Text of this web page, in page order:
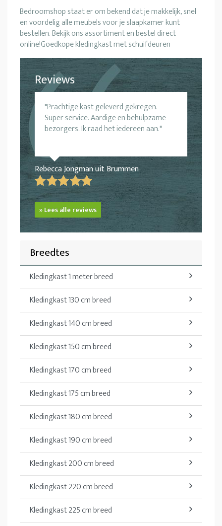
Bedroomshop staat er om bekend dat je makkelijk, snel
en voordelig alle meubels voor je slaapkamer kunt
bestellen. Bekijk ons assortiment en bestel direct
online!Goedkope kledingkast met schuifdeuren
Reviews
Prachtige kast geleverd gekregen.
Super service. Aardige en behulpzame
bezorgers. Ik raad het iedereen aan.
Rebecca Jongman uit Brummen
» Lees alle reviews
Breedtes
Kledingkast 1 meter breed
Kledingkast 130 cm breed
Kledingkast 140 cm breed
Kledingkast 150 cm breed
Kledingkast 170 cm breed
Kledingkast 175 cm breed
Kledingkast 180 cm breed
Kledingkast 190 cm breed
Kledingkast 200 cm breed
Kledingkast 220 cm breed
Kledingkast 225 cm breed